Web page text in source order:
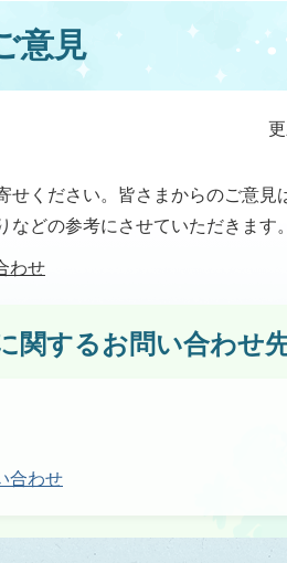
意見
せください。皆さまからのご意見
どの参考にさせていただきます。
わせ
関するお問い合わせ
合わせ